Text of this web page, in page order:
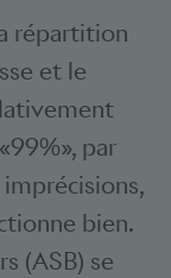
répartition
et le
par
bien.
(ASB) se